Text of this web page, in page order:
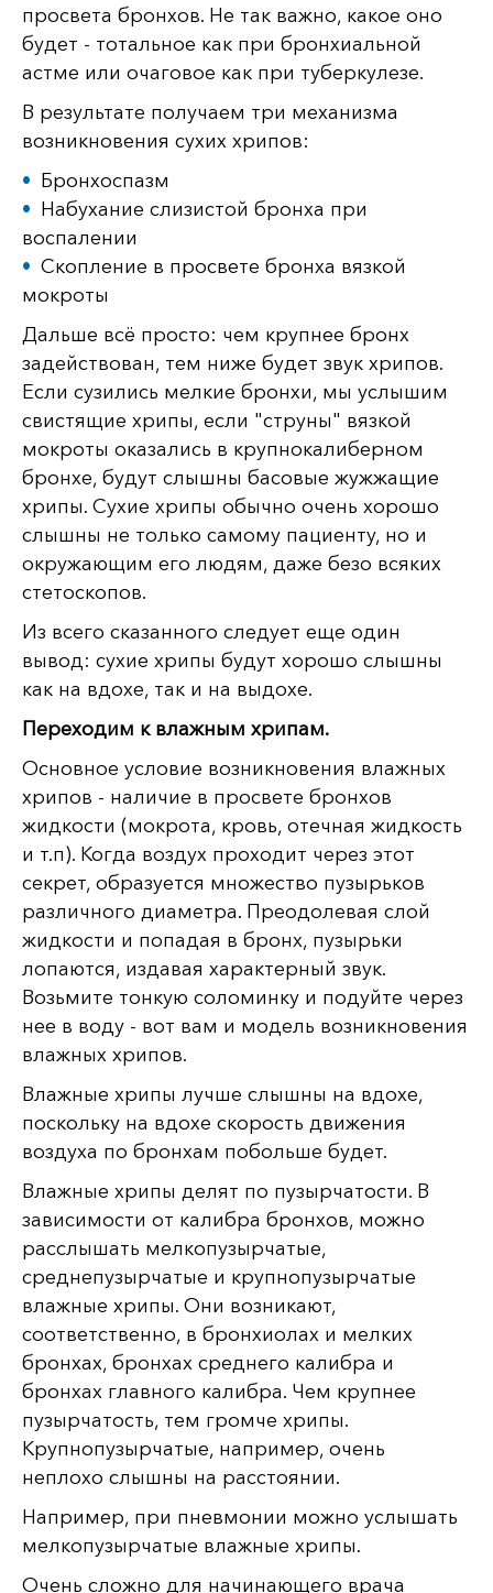
просвета бронхов. Не так важно, какое оно
будет - тотальное как при бронхиальной
астме или очаговое как при туберкулезе.
В результате получаем три механизма
возникновения сухих хрипов:
Бронхоспазм
Набухание слизистой бронха при
воспалении
Скопление в просвете бронха вязкой
мокроты
Дальше всё просто: чем крупнее бронх
задействован, тем ниже будет звук хрипов.
Если сузились мелкие бронхи, мы услышим
свистящие хрипы, если "струны" вязкой
мокроты оказались в крупнокалиберном
бронхе, будут слышны басовые жужжащие
хрипы. Сухие хрипы обычно очень хорошо
слышны не только самому пациенту, но и
окружающим его людям, даже безо всяких
стетоскопов.
Из всего сказанного следует еще один
вывод: сухие хрипы будут хорошо слышны
как на вдохе, так и на выдохе.
Переходим к влажным хрипам.
Основное условие возникновения влажных
хрипов - наличие в просвете бронхов
жидкости (мокрота, кровь, отечная жидкость
и т.п). Когда воздух проходит через этот
секрет, образуется множество пузырьков
различного диаметра. Преодолевая слой
жидкости и попадая в бронх, пузырьки
лопаются, издавая характерный звук.
Возьмите тонкую соломинку и подуйте через
нее в воду - вот вам и модель возникновения
влажных хрипов.
Влажные хрипы лучше слышны на вдохе,
поскольку на вдохе скорость движения
воздуха по бронхам побольше будет.
Влажные хрипы делят по пузырчатости. В
зависимости от калибра бронхов, можно
расслышать мелкопузырчатые,
среднепузырчатые и крупнопузырчатые
влажные хрипы. Они возникают,
соответственно, в бронхиолах и мелких
бронхах, бронхах среднего калибра и
бронхах главного калибра. Чем крупнее
пузырчатость, тем громче хрипы.
Крупнопузырчатые, например, очень
неплохо слышны на расстоянии.
Например, при пневмонии можно услышать
мелкопузырчатые влажные хрипы.
Очень сложно для начинающего врача